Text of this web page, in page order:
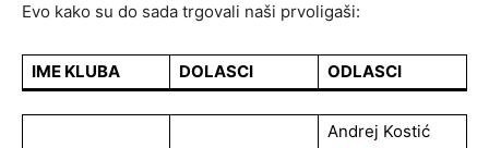
Evo kako su do sada trgovali naši prvoligaši:
IME KLUBA DOLASCI ODLASCI
Andrej Kostić